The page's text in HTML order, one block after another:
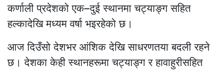
कर्णाली प्रदेशको एक–दुई स्थानमा चट्याङ्ग सहित
हल्कादेखि मध्यम वर्षा भइरहेको छ।
आज दिउँसो देशभर आंशिक देखि साधरणतया बदली रहने
छ। देशका केही स्थानहरूमा चट्याङ्ग र हावाहुरीसहित